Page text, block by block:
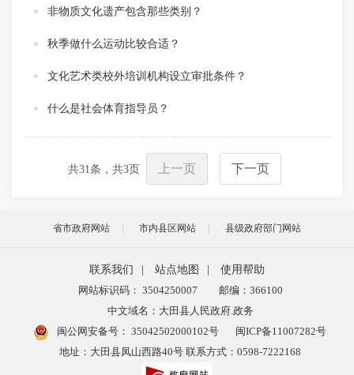
非物质文化遗产包含那些类别？
秋季做什么运动比较合适？
文化艺术类校外培训机构设立审批条件？
什么是社会体育指导员？
共31条，共3页 上一页 下一页
省市政府网站 市内县区网站 县级政府部门网站
联系我们 | 站点地图 |
使用帮助
网站标识码： 3504250007
邮编：366100
中文域名：大田县人民政府.政务
闽公网安备号： 35042502000102号
闽ICP备11007282号
地址：大田县凤山西路40号 联系方式：0598-7222168